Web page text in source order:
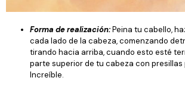
Forma de realización:Peina tu cabello,
cada lado de la cabeza, comenzando
tirando hacia arriba, cuando esto esté
parte superior de tu cabeza con presillas
Increíble.